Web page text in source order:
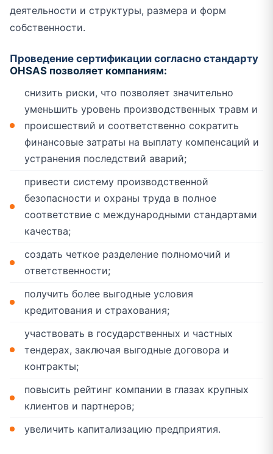
деятельности и структуры, размера и форм
собственности.
Проведение сертификации согласно стандарту
OHSAS позволяет компаниям:
снизить риски, что позволяет значительно
уменьшить уровень производственных травм и
происшествий и соответственно сократить
финансовые затраты на выплату компенсаций и
устранения последствий аварий;
привести систему производственной
безопасности и охраны труда в полное
соответствие с международными стандартами
качества;
создать четкое разделение полномочий и
ответственности;
получить более выгодные условия
кредитования и страхования;
участвовать в государственных и частных
тендерах, заключая выгодные договора и
контракты;
повысить рейтинг компании в глазах крупных
клиентов и партнеров;
увеличить капитализацию предприятия.